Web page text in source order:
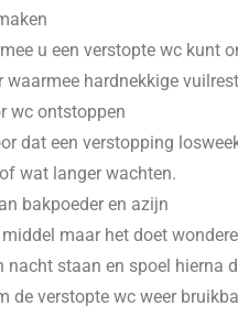
u een verstopte wc kunt
hardnekkige
wc ontstoppen
dat een verstopping
wat langer wachten.
bakpoeder en azijn
maar het doet
nacht staan en spoel hierna
de verstopte wc weer